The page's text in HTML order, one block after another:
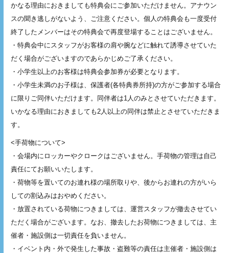
かなる理由におきましても特典会にご参加いただけません。アナウン
スの聞き逃しがないよう、ご注意ください。個人の特典会も一度受付
終了したメンバーはその特典会で再度登場することはございません。
・特典会中にスタッフがお客様の肩や腕などに触れて誘導させていた
だく場合がございますのであらかじめご了承ください。
・小学生以上のお客様は特典会参加券が必要となります。
・小学生未満のお子様は、保護者(各特典券所持)の方がご参加する場合
に限りご同伴いただけます。同伴者は1人のみとさせていただきます。
いかなる理由におきましても2人以上の同伴は禁止とさせていただきま
す。
<手荷物について>
・会場内にロッカーやクロークはございません。手荷物の管理は自己
責任にてお願いいたします。
・荷物等を置いてのお連れ様の場所取りや、後からお連れの方がいら
しての割込みはおやめください。
・放置されている荷物につきましては、運営スタッフが撤去させてい
ただく場合がございます。なお、撤去したお荷物につきましては、主
催者・施設側は一切責任を負いません。
・イベント内・外で発生した事故・盗難等の責任は主催者・施設側は